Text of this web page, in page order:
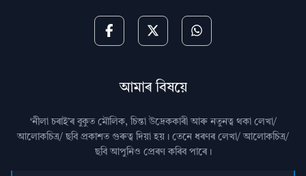
আমাৰ বিষয়ে
‘নীলা চৰাই’ৰ বুকুত মৌলিক, চিন্তা উদ্রেককাৰী আৰু নতুনত্ব থকা লেখা/
আলোকচিত্ৰ/ ছবি প্রকাশত গুৰুত্ব দিয়া হয়। তেনে ধৰণৰ লেখা/ আলোকচিত্ৰ/
ছবি আপুনিও প্রেৰণ কৰিব পাৰে।